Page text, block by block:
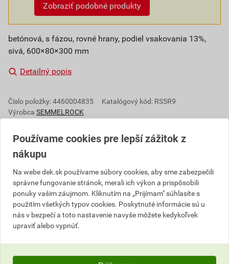
Zobraziť podobné produkty
betónová, s fázou, rovné hrany, podiel vsakovania 13%,
sivá, 600×80×300 mm
Detailný popis
Číslo položky:4460004835
Katalógový kód: RS5R9
Výrobca SEMMELROCK
Popis
Asti EKO dlažba je navrhnutá v súlade s ekologickými
nárokmi - veľké dištančné prvky vytvárajú priestor pre
odtok zrážkovej vody, ktorá tak vsakuje do svojho
pôvodného prostredia. Škáry dlažby sa môžu vyplniť
kamenivom či zeminou, do ktorej sa nasadí tráva.
Parametre
Používame cookies pre lepší zážitok z
nákupu
Na webe dek.sk používame súbory cookies, aby sme zabezpečili
správne fungovanie stránok, merali ich výkon a prispôsobili
ponuky vašim záujmom. Kliknutím na „Prijímam" súhlasíte s
použitím všetkých typov cookies. Poskytnuté informácie sú u
nás v bezpečí a toto nastavenie navyše môžete kedykoľvek
upraviť alebo vypnúť.